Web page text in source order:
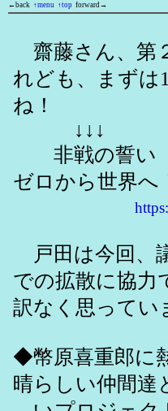
←back ↑menu ↑top forward→
齋藤さん、第
れども、まずは
ね！
↓↓↓
非戦の誓い「
ゼロから世界へ
戸田は今回、
での拡散に協力
訳なく思ってい
◆幣原喜重郎に
晴らしい仲間達